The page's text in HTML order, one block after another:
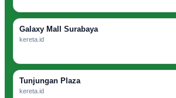
Galaxy Mall Surabaya
kereta.id
Tunjungan Plaza
kereta.id